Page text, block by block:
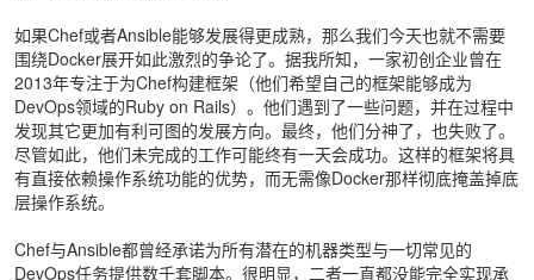
如果Chef或者Ansible能够发展得更成熟，那么我们今天也就不需要
围绕Docker展开如此激烈的争论了。据我所知，一家初创企业曾在
2013年专注于为Chef构建框架（他们希望自己的框架能够成为
DevOps领域的Ruby on Rails）。他们遇到了一些问题，并在过程中
发现其它更加有利可图的发展方向。最终，他们分神了，也失败了。
尽管如此，他们未完成的工作可能终有一天会成功。这样的框架将具
有直接依赖操作系统功能的优势，而无需像Docker那样彻底掩盖掉底
层操作系统。
Chef与Ansible都曾经承诺为所有潜在的机器类型与一切常见的
DevOps任务提供数千套脚本。很明显，二者一直都没能完全实现承